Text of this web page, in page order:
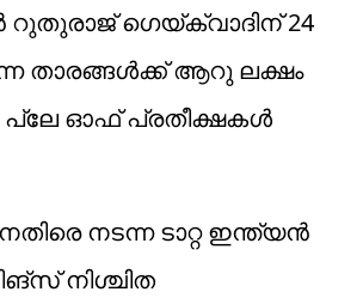
റുതുരാജ് ഗെയ്ക്‌വാദിന് 24
താരങ്ങള്‍ക്ക് ആറു ലക്ഷം
പ്ലേ ഓഫ് പ്രതീക്ഷകള്‍
നടന്ന ടാറ്റ ഇന്ത്യൻ
നിശ്ചിത